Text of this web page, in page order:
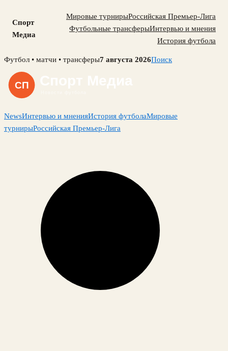
Спорт
Медиа
Мировые турнирыРоссийская Премьер-Лига
Футбольные трансферыИнтервью и мнения
История футбола
Skip
content
Футбол • матчи • трансферы7 августа 2026Поиск
NewsИнтервью и мненияИстория футболаМировые
турнирыРоссийская Премьер-Лига